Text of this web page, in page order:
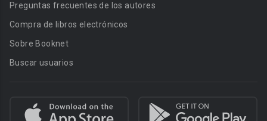
Preguntas frecuentes de los autores
Compra de libros electrónicos
Sobre Booknet
Buscar usuarios